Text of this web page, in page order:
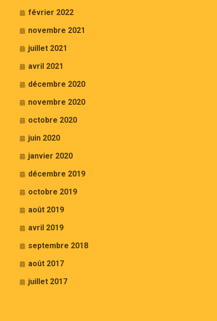
février 2022
novembre 2021
juillet 2021
avril 2021
décembre 2020
novembre 2020
octobre 2020
juin 2020
janvier 2020
décembre 2019
octobre 2019
août 2019
avril 2019
septembre 2018
août 2017
juillet 2017